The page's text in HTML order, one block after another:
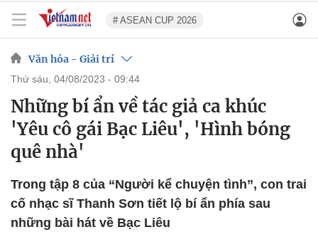
# ASEAN CUP 2026
Văn hóa - Giải trí
thứ sáu, 04/08/2023 - 09:44
Những bí ẩn về tác giả ca khúc
'Yêu cô gái Bạc Liêu', 'Hình bóng
quê nhà'
Trong tập 8 của “Người kể chuyện tình”, con trai
cố nhạc sĩ Thanh Sơn tiết lộ bí ẩn phía sau
những bài hát về Bạc Liêu